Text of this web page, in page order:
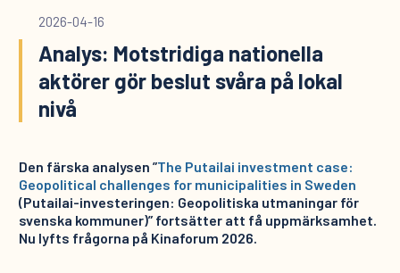
2026-04-16
Analys: Motstridiga nationella
aktörer gör beslut svåra på lokal
nivå
Den färska analysen ”The Putailai investment case:
Geopolitical challenges for municipalities in Sweden
(Putailai-investeringen: Geopolitiska utmaningar för
svenska kommuner)” fortsätter att få uppmärksamhet.
Nu lyfts frågorna på Kinaforum 2026.